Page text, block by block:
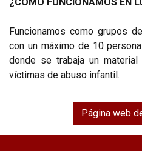
¿CÓMO FUNCIONAMOS EN
Funcionamos como grupos
con un máximo de 10
donde se trabaja un
víctimas de abuso infantil.
Página web